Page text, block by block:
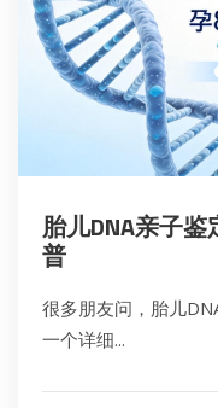
胎儿DNA亲子
普
很多朋友问，胎儿
一个详细...